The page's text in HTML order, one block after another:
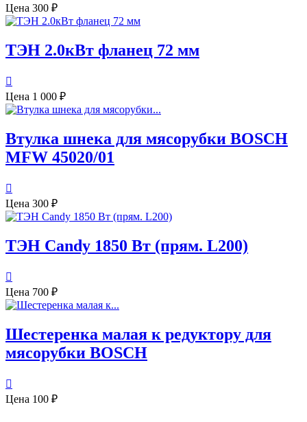
Цена 300 ₽
ТЭН 2.0кВт фланец 72 мм

Цена 1 000 ₽
Втулка шнека для мясорубки BOSСH
MFW 45020/01

Цена 300 ₽
ТЭН Candy 1850 Вт (прям. L200)

Цена 700 ₽
Шестеренка малая к редуктору для
мясорубки BOSСH

Цена 100 ₽